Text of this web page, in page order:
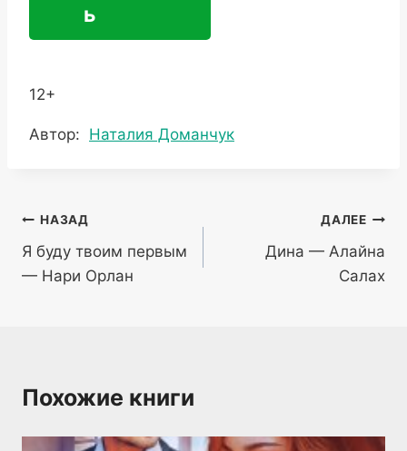
ь
12+
Метки
Автор: Наталия Доманчук
Навигация
по
записям
НАЗАД
Я буду твоим первым
— Нари Орлан
ДАЛЕЕ
Дина — Алайна
Салах
Похожие книги